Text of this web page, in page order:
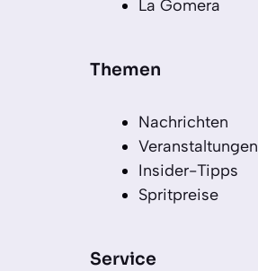
La Gomera
Themen
Nachrichten
Veranstaltungen
Insider-Tipps
Spritpreise
Service